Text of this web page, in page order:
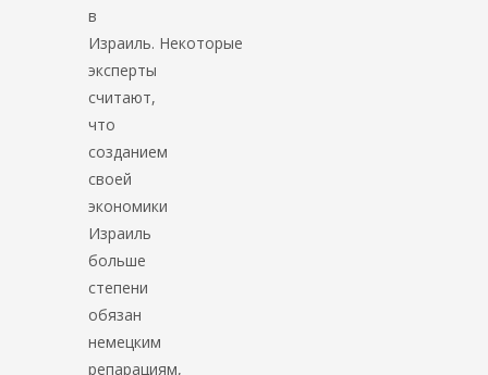
в
Израиль. Некоторые
эксперты
считают,
что
созданием
своей
экономики
Израиль
больше
степени
обязан
немецким
репарациям,